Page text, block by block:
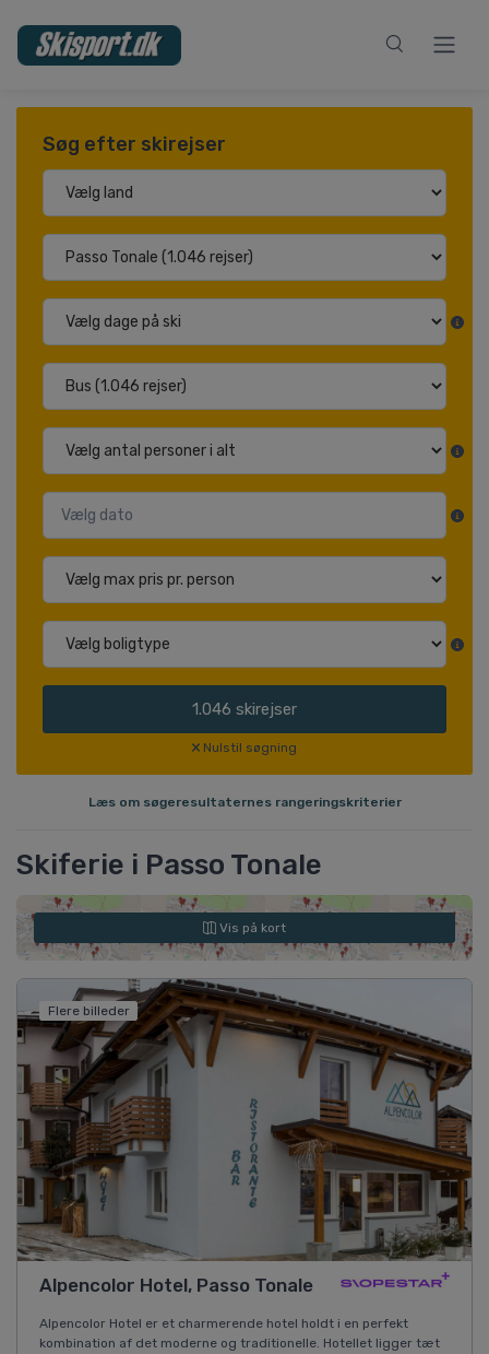
Søg efter skirejser
1.046 skirejser
Nulstil søgning
Læs om søgeresultaternes rangeringskriterier
Skiferie i Passo Tonale
Vis på kort
Flere billeder
Alpencolor Hotel, Passo Tonale
Alpencolor Hotel er et charmerende hotel holdt i en perfekt
kombination af det moderne og traditionelle. Hotellet ligger tæt